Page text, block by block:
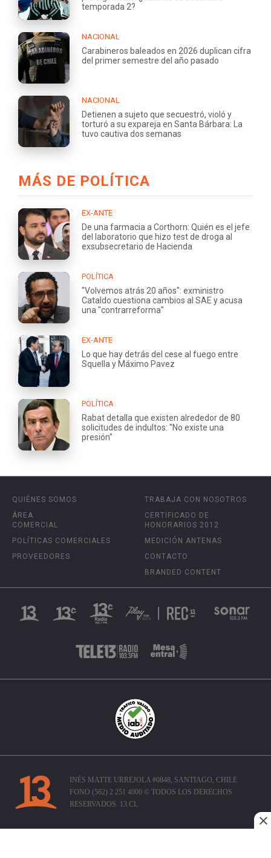
temporada 2?
NACIONAL
Carabineros baleados en 2026 duplican cifra
del primer semestre del año pasado
NACIONAL
Detienen a sujeto que secuestró, violó y
torturó a su expareja en Santa Bárbara: La
tuvo cautiva dos semanas
MÁS DE POLÍTICA
EX-ANTE
De una farmacia a Corthorn: Quién es el jefe
del laboratorio que hizo test de droga al
exsubsecretario de Hacienda
POLÍTICA
"Volvemos atrás 20 años": exministro
Cataldo cuestiona cambios al SAE y acusa
una "contrarreforma"
EX-ANTE
Lo que hay detrás del cese al fuego entre
Squella y Máximo Pavez
POLÍTICA
Rabat detalla que existen alrededor de 80
solicitudes de indultos: "No existe una
presión"
QUIÉNES SOMOS
ÁREA
COMERCIAL
POLÍTICAS COMERCIALES
PROVEEDORES
TRABAJA CON NOSOTROS
CERTIFICADO DE
HONORARIOS 2012
MEDICIÓN ANTENAS
CONTACTO
BRANDED CONTENT
INÉS MATTE URREJOLA #0848, SANTIAGO, CHILE
FONO (562) 2 251 4000 © TODOS LOS DERECHOS
RESERVADOS. 13.CL